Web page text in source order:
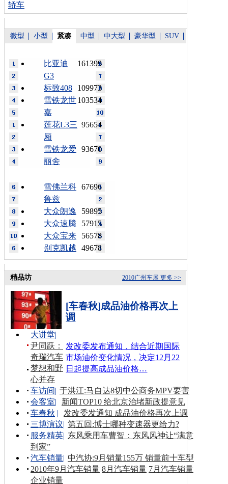
轿车
微型 小型 紧凑 中型 中大型 豪华型 SUV
161399
比亚迪
G3
109973
标致408
103534
雪铁龙世
嘉
95654
莲花L3三
厢
93670
雪铁龙爱
丽舍
67696
雪佛兰科
鲁兹
59895
大众朗逸
57915
大众速腾
56578
大众宝来
49678
别克凯越
更多 >>
2010广州车展
精品坊
[车春秋]成品油价格再次上
调
发改委发布通知，结合近期国际
市场油价变化情况，决定12月22
日起提高成品油价格…
大讲堂|
尹同跃：
奇瑞汽车
梦想和野
心并存
车访间| 于洪江:马自达8切中公商务MPV要害
会客室|
新闻TOP10 给北京治堵新政提意见
车春秋 |
发改委发通知 成品油价格再次上调
三博演议| 第五回:博士哪种变速器更给力?
服务精英| 东风乘用车曹智：东风风神让“满意
到家”
汽车销量| 中汽协:9月销量155万 销量前十车型
2010年9月汽车销量 8月汽车销量 7月汽车销量
企业销量